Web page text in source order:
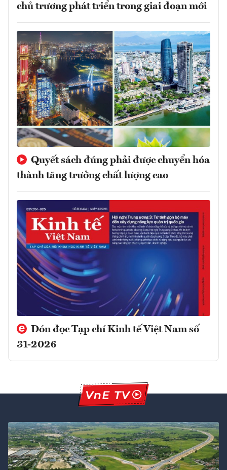
chủ trương phát triển trong giai đoạn mới
Quyết sách đúng phải được chuyển hóa
thành tăng trưởng chất lượng cao
Đón đọc Tạp chí Kinh tế Việt Nam số
31-2026